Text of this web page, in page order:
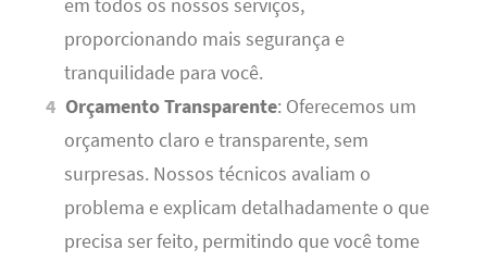
em todos os nossos serviços,
proporcionando mais segurança e
tranquilidade para você.
Orçamento Transparente: Oferecemos um
orçamento claro e transparente, sem
surpresas. Nossos técnicos avaliam o
problema e explicam detalhadamente o que
precisa ser feito, permitindo que você tome